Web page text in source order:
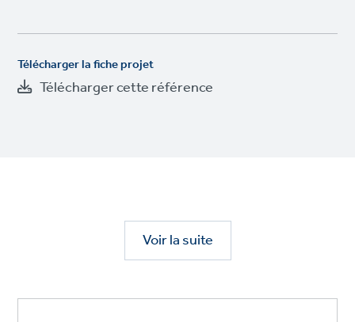
Télécharger la fiche projet
Télécharger cette référence
Voir la suite